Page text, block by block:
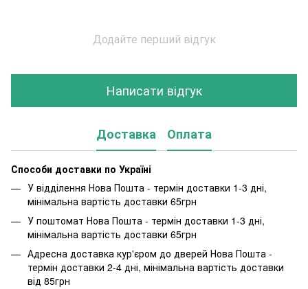
Додайте перший відгук
Написати відгук
Доставка Оплата
Способи доставки по Україні
У відділення Нова Пошта - термін доставки 1-3 дні,
мінімальна вартість доставки 65грн
У поштомат Нова Пошта - термін доставки 1-3 дні,
мінімальна вартість доставки 65грн
Адресна доставка кур'єром до дверей Нова Пошта -
термін доставки 2-4 дні, мінімальна вартість доставки
від 85грн